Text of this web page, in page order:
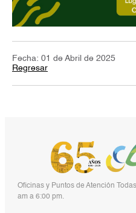
Fecha: 01 de Abril de 2025
Regresar
Oficinas y Puntos de Atención
am a 6:00 pm.